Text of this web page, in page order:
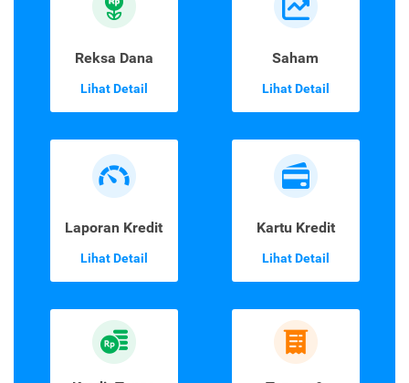
Reksa Dana
Lihat Detail
Saham
Lihat Detail
Laporan Kredit
Lihat Detail
Kartu Kredit
Lihat Detail